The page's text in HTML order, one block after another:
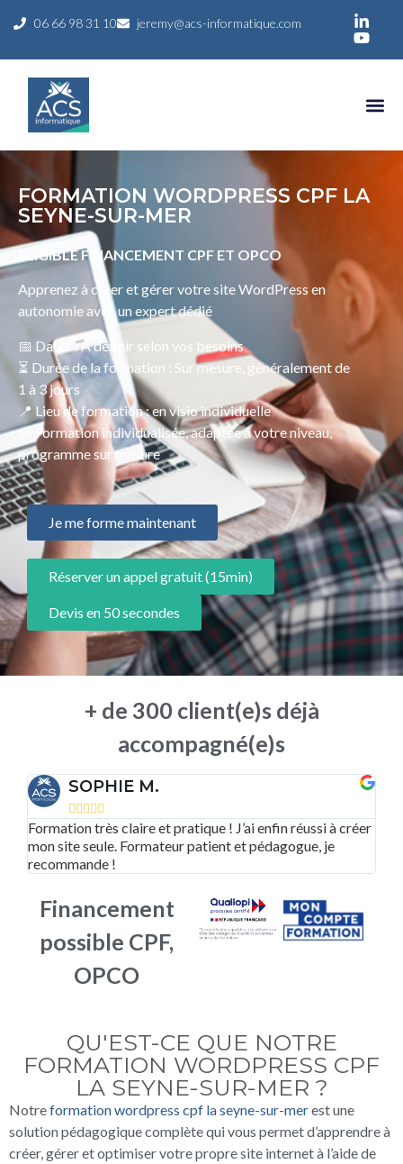
06 66 98 31 10 jeremy@acs-informatique.com
FORMATION WORDPRESS CPF LA
SEYNE-SUR-MER
ELIGIBLE FINANCEMENT CPF ET OPCO
Apprenez à créer et gérer votre site WordPress en
autonomie avec un expert dédié
📅 Dates : À définir selon vos besoins
⏳ Durée de la formation : Sur mesure, généralement de
1 à 3 jours
📍 Lieu de formation : en visio individuelle
📜 Formation individualisée, adaptée à votre niveau,
programme sur mesure
Je me forme maintenant
Réserver un appel gratuit (15min)
Devis en 50 secondes
+ de 300 client(e)s déjà
accompagné(e)s
SOPHIE M.

Formation très claire et pratique ! J’ai enfin réussi à créer
mon site seule. Formateur patient et pédagogue, je
recommande !
Financement
possible CPF,
OPCO
QU'EST-CE QUE NOTRE
FORMATION WORDPRESS CPF
LA SEYNE-SUR-MER ?
Notreformation wordpress cpf la seyne-sur-merest une
solution pédagogique complète qui vous permet d’apprendre à
créer, gérer et optimiser votre propre site internet à l’aide de